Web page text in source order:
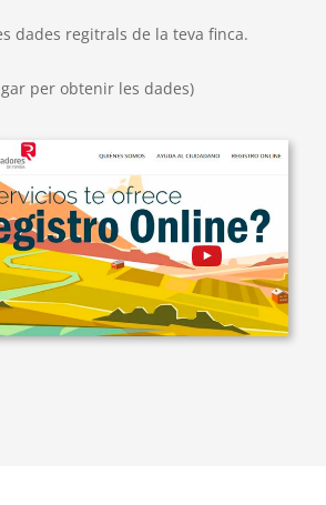
dades regitrals de la teva finca.
per obtenir les dades)